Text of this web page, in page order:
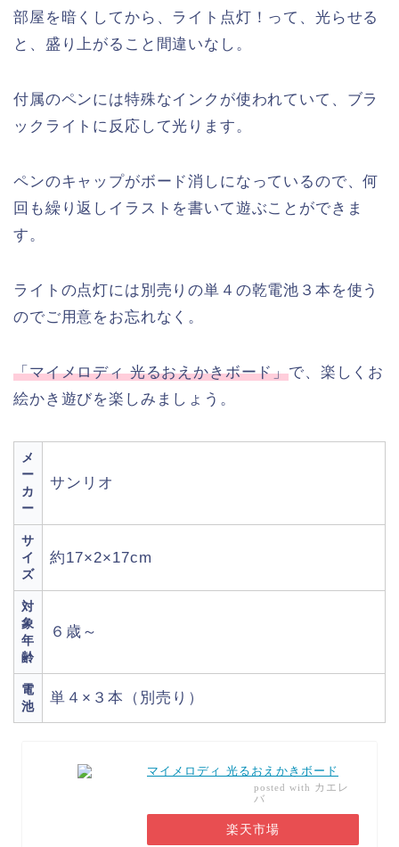
部屋を暗くしてから、ライト点灯！って、光らせる
と、盛り上がること間違いなし。
付属のペンには特殊なインクが使われていて、ブラ
ックライトに反応して光ります。
ペンのキャップがボード消しになっているので、何
回も繰り返しイラストを書いて遊ぶことができま
す。
ライトの点灯には別売りの単４の乾電池３本を使う
のでご用意をお忘れなく。
「マイメロディ 光るおえかきボード」で、楽しくお
絵かき遊びを楽しみましょう。
メ
ー
カ
ー
サンリオ
サ
イ
ズ
約17×2×17cm
対
象
年
齢
６歳～
電
池
単４×３本（別売り）
マイメロディ 光るおえかきボード
posted with カエレ
バ
楽天市場